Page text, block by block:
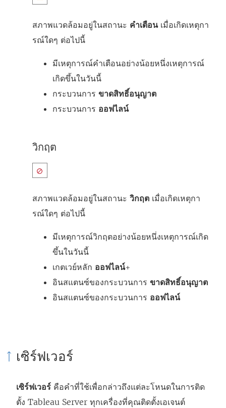
สภาพแวดล้อมอยู่ในสถานะ คำเตือนเมื่อเกิดเหตุกา
รณ์ใดๆ ต่อไปนี้
มีเหตุการณ์คำเตือนอย่างน้อยหนึ่งเหตุการณ์
เกิดขึ้นในวันนี้
กระบวนการ ขาดสิทธิ์อนุญาต
กระบวนการ ออฟไลน์
วิกฤต
สภาพแวดล้อมอยู่ในสถานะ วิกฤต เมื่อเกิดเหตุกา
รณ์ใดๆ ต่อไปนี้
มีเหตุการณ์วิกฤตอย่างน้อยหนึ่งเหตุการณ์เกิด
ขึ้นในวันนี้
เกตเวย์หลัก ออฟไลน์+
อินสแตนซ์ของกระบวนการ ขาดสิทธิ์อนุญาต
อินสแตนซ์ของกระบวนการ ออฟไลน์
เซิร์ฟเวอร์
เซิร์ฟเวอร์ คือคำที่ใช้เพื่อกล่าวถึงแต่ละโหนดในการติด
ตั้ง Tableau Server ทุกเครื่องที่คุณติดตั้งเอเจนต์